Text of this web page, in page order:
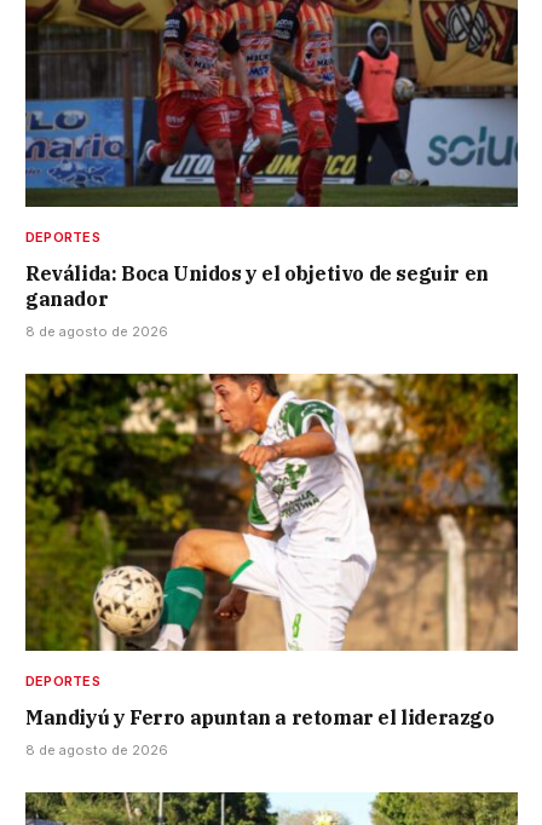
DEPORTES
Reválida: Boca Unidos y el objetivo de seguir en
ganador
8 de agosto de 2026
DEPORTES
Mandiyú y Ferro apuntan a retomar el liderazgo
8 de agosto de 2026